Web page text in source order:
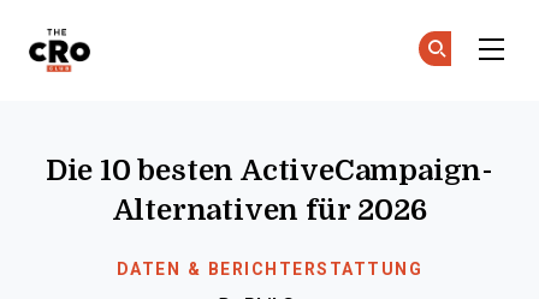
DATEN & BERICHTERSTATTUNG
Die 10 besten ActiveCampaign-
Alternativen für 2026